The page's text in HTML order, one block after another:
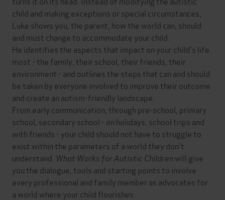
child and making exceptions or special circumstances,
Luke shows you, the parent, how the world can, should
and must change to accommodate your child.
He identifies the aspects that impact on your child's life
most - the family, their school, their friends, their
environment - and outlines the steps that can and should
be taken by everyone involved to improve their outcome
and create an autism-friendly landscape.
From early communication, through pre-school, primary
school, secondary school - on holidays, school trips and
with friends - your child should not have to struggle to
exist within the parameters of a world they don't
understand. What Works for Autistic Children will give
you the dialogue, tools and starting points to involve
every professional and family member as advocates for
a world where your child flourishes.